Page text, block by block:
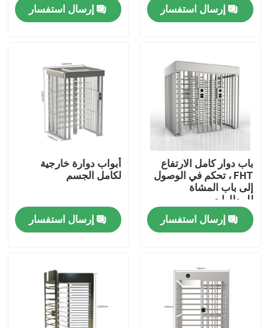
المنتجات
حول بنا
جولة في المعمل
ضبط الجودة
اتصل بنا
جميع القضايا
طلب اقتباس
إرسال استفسار
إرسال استفسار
باب دوار كامل الارتفاع
FHT ، تحكم في الوصول
إلى باب المشاة
للمطارات
إرسال استفسار
أبواب دوارة خارجية
لكامل الجسم
إرسال استفسار